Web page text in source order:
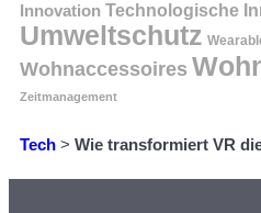
Innovation Technologische
Umweltschutz
Wohnaccessoires
Zeitmanagement
Tech > Wie transformiert VR